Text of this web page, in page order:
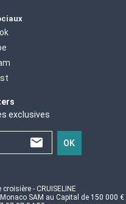
exclusives
OK
- CRUISELINE
SAM au Capital de 150 000 €